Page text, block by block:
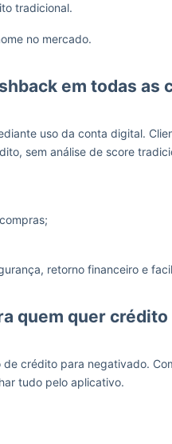
tradicional.
no mercado.
em todas as
uso da conta digital.
sem análise de score
retorno financeiro e
quem quer
crédito para negativado.
tudo pelo aplicativo.